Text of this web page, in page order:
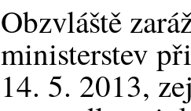
Obzvláště
ministerstev
14. 5. 2013,